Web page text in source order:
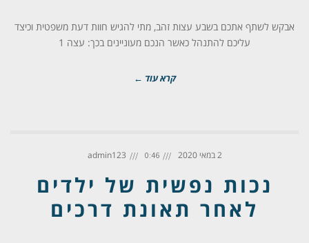
אבקש לשתף אתכם בשבע עצות זהב, מתי להגיש חוות דעת משפטית וכיצד
עליכם להתנהל כאשר הנכם מעוניינים בכך: עצה 1
קרא עוד ←
2 במאי 2020 0:46
admin123
נכות נפשית של ילדים
לאחר תאונת דרכים